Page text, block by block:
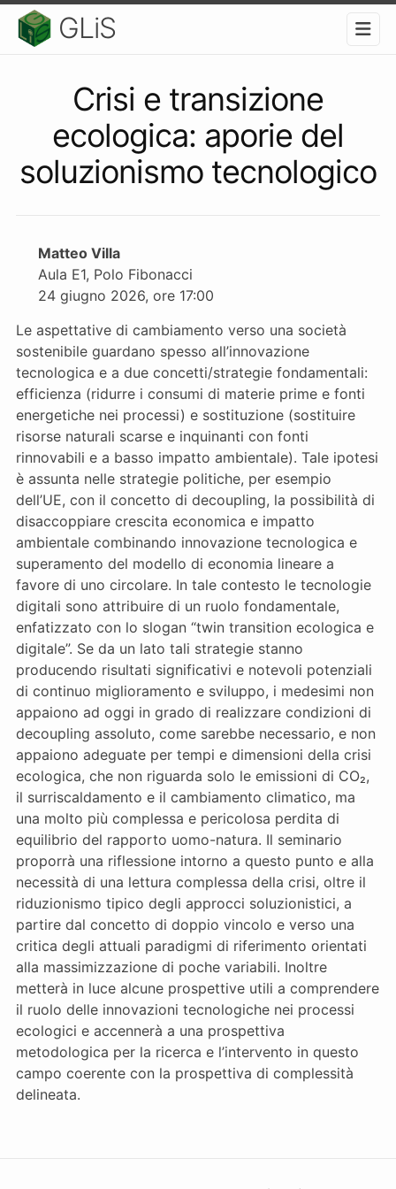
GLiS
Crisi e transizione
ecologica: aporie del
soluzionismo tecnologico
Matteo Villa
Aula E1, Polo Fibonacci
24 giugno 2026, ore 17:00
Le aspettative di cambiamento verso una società
sostenibile guardano spesso all’innovazione
tecnologica e a due concetti/strategie fondamentali:
efficienza (ridurre i consumi di materie prime e fonti
energetiche nei processi) e sostituzione (sostituire
risorse naturali scarse e inquinanti con fonti
rinnovabili e a basso impatto ambientale). Tale ipotesi
è assunta nelle strategie politiche, per esempio
dell’UE, con il concetto di decoupling, la possibilità di
disaccoppiare crescita economica e impatto
ambientale combinando innovazione tecnologica e
superamento del modello di economia lineare a
favore di uno circolare. In tale contesto le tecnologie
digitali sono attribuire di un ruolo fondamentale,
enfatizzato con lo slogan “twin transition ecologica e
digitale”. Se da un lato tali strategie stanno
producendo risultati significativi e notevoli potenziali
di continuo miglioramento e sviluppo, i medesimi non
appaiono ad oggi in grado di realizzare condizioni di
decoupling assoluto, come sarebbe necessario, e non
appaiono adeguate per tempi e dimensioni della crisi
ecologica, che non riguarda solo le emissioni di CO₂,
il surriscaldamento e il cambiamento climatico, ma
una molto più complessa e pericolosa perdita di
equilibrio del rapporto uomo-natura. Il seminario
proporrà una riflessione intorno a questo punto e alla
necessità di una lettura complessa della crisi, oltre il
riduzionismo tipico degli approcci soluzionistici, a
partire dal concetto di doppio vincolo e verso una
critica degli attuali paradigmi di riferimento orientati
alla massimizzazione di poche variabili. Inoltre
metterà in luce alcune prospettive utili a comprendere
il ruolo delle innovazioni tecnologiche nei processi
ecologici e accennerà a una prospettiva
metodologica per la ricerca e l’intervento in questo
campo coerente con la prospettiva di complessità
delineata.